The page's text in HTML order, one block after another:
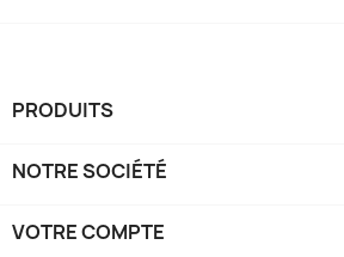
PRODUITS
NOTRE SOCIÉTÉ
VOTRE COMPTE